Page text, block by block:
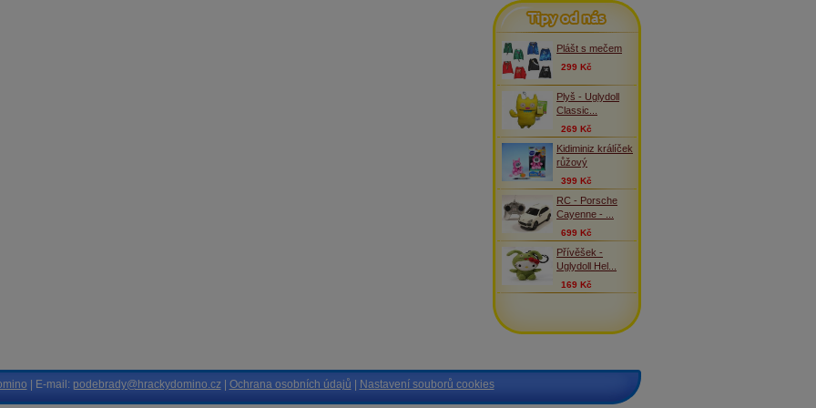
Tipy od nás
Plášt s mečem
299 Kč
Plyš - Uglydoll
Classic...
269 Kč
Kidiminiz králíček
růžový
399 Kč
RC - Porsche
Cayenne - ...
699 Kč
Přívěšek -
Uglydoll Hel...
169 Kč
| E-mail: podebrady@hrackydomino.cz| Ochrana osobních údajů Nastavení souborů cookies